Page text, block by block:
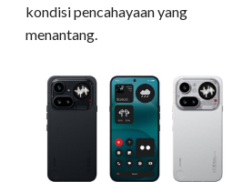
kondisi pencahayaan yang
menantang.